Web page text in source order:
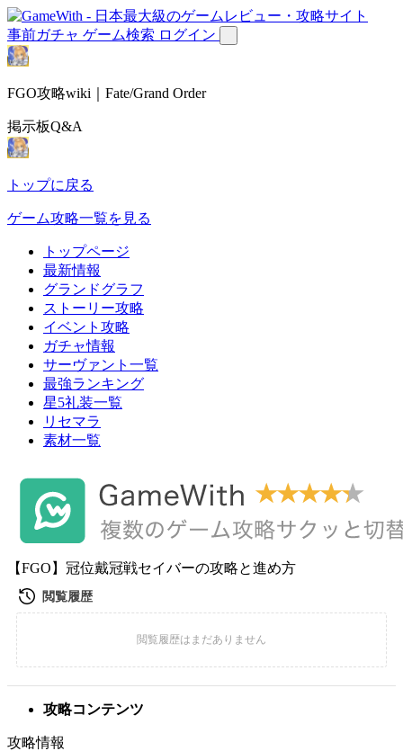
事前ガチャ ゲーム検索 ログイン
FGO攻略wiki｜Fate/Grand Order
掲示板Q&A
トップに戻る
ゲーム攻略一覧を見る
トップページ
最新情報
グランドグラフ
ストーリー攻略
イベント攻略
ガチャ情報
サーヴァント一覧
最強ランキング
星5礼装一覧
リセマラ
素材一覧
【FGO】冠位戴冠戦セイバーの攻略と進め方
攻略コンテンツ
攻略情報